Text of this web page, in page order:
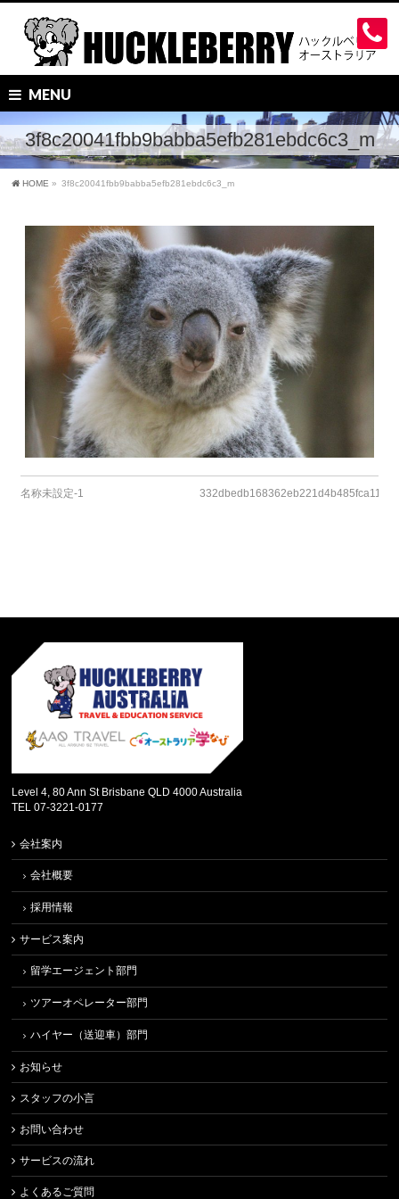
MENU
3f8c20041fbb9babba5efb281ebdc6c3_m
HOME » 3f8c20041fbb9babba5efb281ebdc6c3_m
名称未設定-1
Level 4, 80 Ann St Brisbane QLD 4000 Australia
TEL 07-3221-0177
会社案内
会社概要
採用情報
サービス案内
留学エージェント部門
ツアーオペレーター部門
ハイヤー（送迎車）部門
お知らせ
スタッフの小言
お問い合わせ
サービスの流れ
よくあるご質問